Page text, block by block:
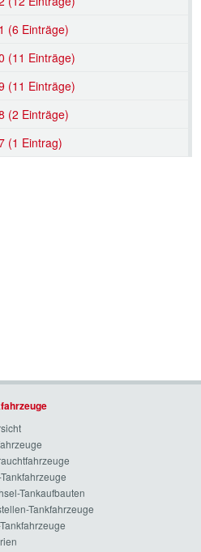
(6 Einträge)
(11 Einträge)
(11 Einträge)
(2 Einträge)
(1 Eintrag)
Tankaufbauten
Tankfahrzeuge